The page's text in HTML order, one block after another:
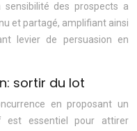
des prospects a
et partagé, amplifiant ainsi
levier de persuasion en
sortir du lot
en proposant un
est essentiel pour attirer